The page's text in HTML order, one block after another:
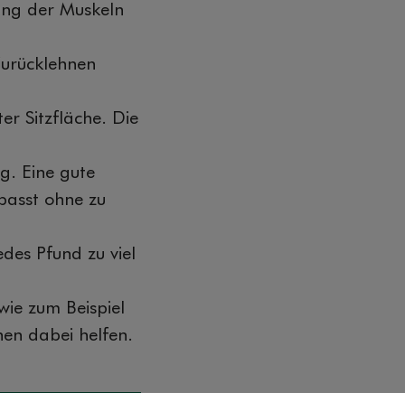
der Muskeln
Sitzfläche. Die
Eine gute
ohne zu
Pfund zu viel
zum Beispiel
dabei helfen.